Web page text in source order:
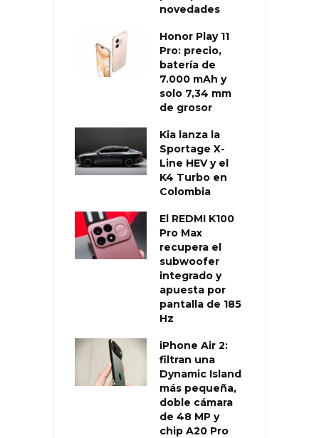
novedades
Honor Play 11
Pro: precio,
batería de
7.000 mAh y
solo 7,34 mm
de grosor
Kia lanza la
Sportage X-
Line HEV y el
K4 Turbo en
Colombia
El REDMI K100
Pro Max
recupera el
subwoofer
integrado y
apuesta por
pantalla de 185
Hz
iPhone Air 2:
filtran una
Dynamic Island
más pequeña,
doble cámara
de 48 MP y
chip A20 Pro